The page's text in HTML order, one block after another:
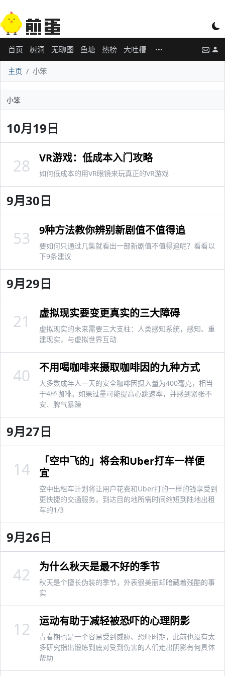
首页 树洞 无聊图 鱼塘 热榜 大吐槽
主页 小笨
小笨
10月19日
VR游戏：低成本入门攻略
如何低成本的用VR眼镜来玩真正的VR游戏
28
9月30日
9种方法教你辨别新剧值不值得追
要如何只通过几集就看出一部新剧值不值得追呢？看看以
下9条建议
53
9月29日
虚拟现实要变更真实的三大障碍
虚拟现实的未来需要三大支柱：人类感知系统，感知、重
建现实，与虚拟世界互动
21
不用喝咖啡来摄取咖啡因的九种方式
大多数成年人一天的安全咖啡因摄入量为400毫克，相当
于4杯咖啡。如果过量可能提高心跳速率，并感到紧张不
安、脾气暴躁
40
9月27日
「空中飞的」将会和Uber打车一样便
宜
空中出租车计划将让用户花费和Uber打的一样的钱享受到
更快捷的交通服务，到达目的地所需时间缩短到陆地出租
车的1/3
14
9月26日
为什么秋天是最不好的季节
秋天是个擅长伪装的季节，外表很美丽却暗藏着残酷的事
实
42
运动有助于减轻被恐吓的心理阴影
青春期也是一个容易受到威胁、恐吓时期，此前也没有太
多研究指出锻炼到底对受到伤害的人们走出阴影有何具体
帮助
12